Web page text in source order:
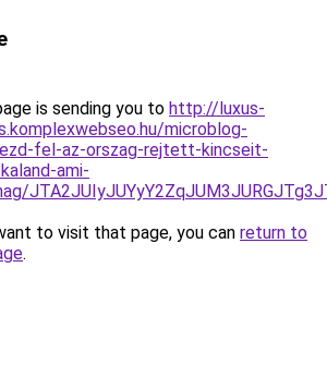
is sending you to http://luxus-
microblog-
fel-az-orszag-rejtett-kincseit-
ami-
to visit that page, you can return to
.